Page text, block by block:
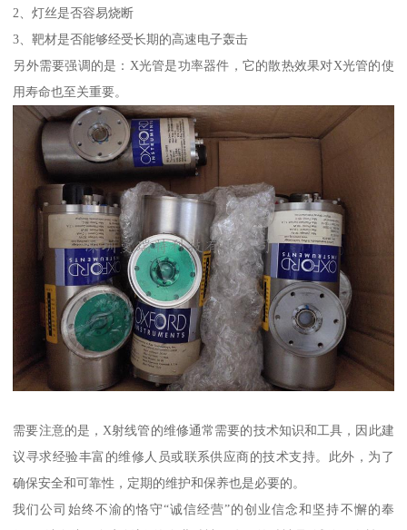
2、灯丝是否容易烧断
3、靶材是否能够经受长期的高速电子轰击
另外需要强调的是：X光管是功率器件，它的散热效果对X光管的使
用寿命也至关重要。
需要注意的是，X射线管的维修通常需要的技术知识和工具，因此建
议寻求经验丰富的维修人员或联系供应商的技术支持。此外，为了
确保安全和可靠性，定期的维护和保养也是必要的。
我们公司始终不渝的恪守“诚信经营”的创业信念和坚持不懈的奉